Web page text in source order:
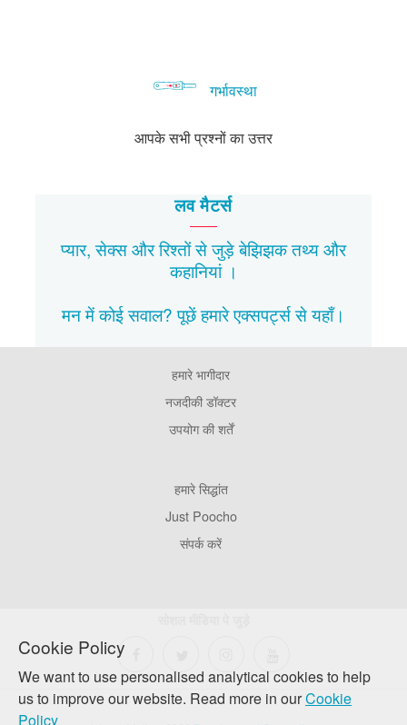
Cookie Policy
We want to use personalised analytical cookies to help
us to improve our website. Read more in ourCookie
Policy
गर्भावस्था
आपके सभी प्रश्नों का उत्तर
लव मैटर्स
प्यार, सेक्स और रिश्तों से जुड़े बेझिझकतथ्यऔर
कहानियां।
मन में कोई सवाल? पूछें हमारे एक्सपर्ट्स सेयहाँ।
हमारे भागीदार
नजदीकी डॉक्टर
उपयोग की शर्तें
हमारे सिद्धांत
Just Poocho
संपर्क करें